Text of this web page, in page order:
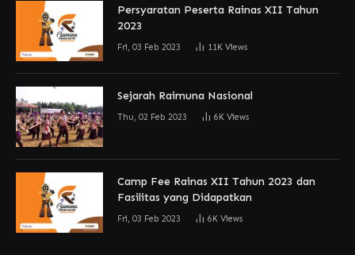
Persyaratan Peserta Rainas XII Tahun
2023
Fri, 03 Feb 2023 11K Views
Sejarah Raimuna Nasional
Thu, 02 Feb 2023 6K Views
Camp Fee Rainas XII Tahun 2023 dan
Fasilitas yang Didapatkan
Fri, 03 Feb 2023 6K Views